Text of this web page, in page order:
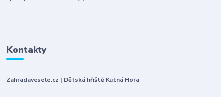
Kontakty
Zahradavesele.cz | Dětská hřiště Kutná Hora